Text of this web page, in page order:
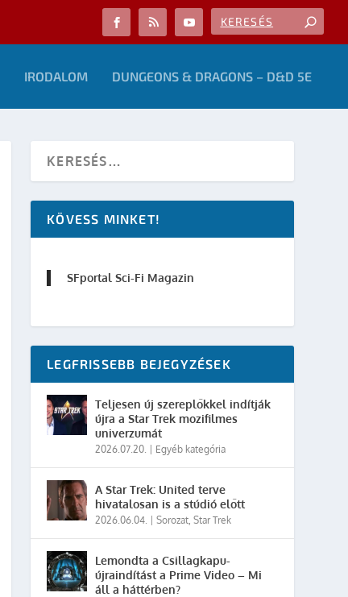
IRODALOM DUNGEONS & DRAGONS – D&D 5E
KÖVESS MINKET!
SFportal Sci-Fi Magazin
LEGFRISSEBB BEJEGYZÉSEK
Teljesen új szereplőkkel indítják
újra a Star Trek mozifilmes
univerzumát
2026.07.20. Egyéb kategória
A Star Trek: United terve
hivatalosan is a stúdió előtt
2026.06.04. |Sorozat,Star Trek
Lemondta a Csillagkapu-
újraindítást a Prime Video – Mi
áll a háttérben?